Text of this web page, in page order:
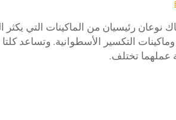
نوعان رئيسيان من الماكينات التي يكثر
التكسير الأسطوانية. وتساعد
تختلف.